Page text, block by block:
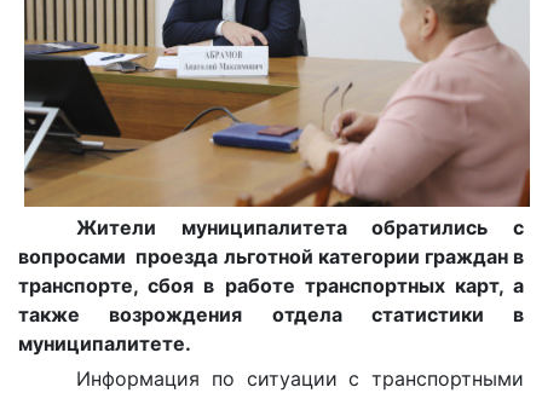
Жители муниципалитета обратились с
вопросами проезда льготной категории граждан в
транспорте, сбоя в работе транспортных карт, а
также возрождения отдела статистики в
муниципалитете.
Информация по ситуации с транспортными